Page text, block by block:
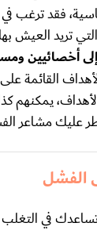
فقد ترغب
تريد العيش
أخصائيين
القائمة على
يمكنهم
عليك مشاعر
الفشل
في